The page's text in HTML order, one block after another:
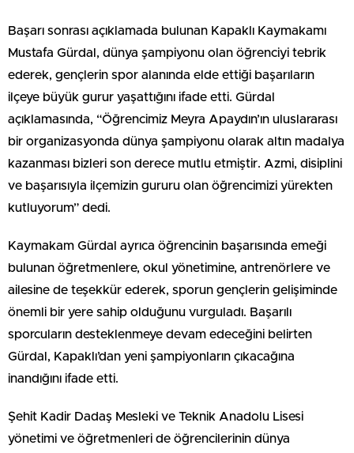
Başarı sonrası açıklamada bulunan Kapaklı Kaymakamı
Mustafa Gürdal, dünya şampiyonu olan öğrenciyi tebrik
ederek, gençlerin spor alanında elde ettiği başarıların
ilçeye büyük gurur yaşattığını ifade etti. Gürdal
açıklamasında, “Öğrencimiz Meyra Apaydın’ın uluslararası
bir organizasyonda dünya şampiyonu olarak altın madalya
kazanması bizleri son derece mutlu etmiştir. Azmi, disiplini
ve başarısıyla ilçemizin gururu olan öğrencimizi yürekten
kutluyorum” dedi.
Kaymakam Gürdal ayrıca öğrencinin başarısında emeği
bulunan öğretmenlere, okul yönetimine, antrenörlere ve
ailesine de teşekkür ederek, sporun gençlerin gelişiminde
önemli bir yere sahip olduğunu vurguladı. Başarılı
sporcuların desteklenmeye devam edeceğini belirten
Gürdal, Kapaklı’dan yeni şampiyonların çıkacağına
inandığını ifade etti.
Şehit Kadir Dadaş Mesleki ve Teknik Anadolu Lisesi
yönetimi ve öğretmenleri de öğrencilerinin dünya